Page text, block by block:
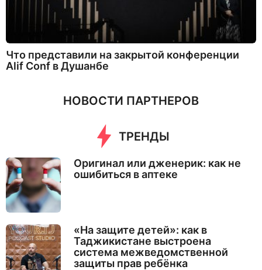
Что представили на закрытой конференции
Alif Conf в Душанбе
НОВОСТИ ПАРТНЕРОВ
ТРЕНДЫ
Оригинал или дженерик: как не
ошибиться в аптеке
«На защите детей»: как в
Таджикистане выстроена
система межведомственной
защиты прав ребёнка